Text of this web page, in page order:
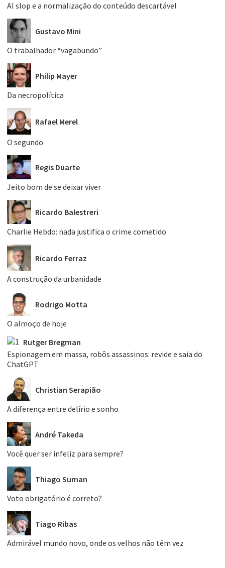
AI slop e a normalização do conteúdo descartável
Gustavo Mini
O trabalhador “vagabundo”
Philip Mayer
Da necropolítica
Rafael Merel
O segundo
Regis Duarte
Jeito bom de se deixar viver
Ricardo Balestreri
Charlie Hebdo: nada justifica o crime cometido
Ricardo Ferraz
A construção da urbanidade
Rodrigo Motta
O almoço de hoje
Rutger Bregman
Espionagem em massa, robôs assassinos: revide e saia do
ChatGPT
Christian Serapião
A diferença entre delírio e sonho
André Takeda
Você quer ser infeliz para sempre?
Thiago Suman
Voto obrigatório é correto?
Tiago Ribas
Admirável mundo novo, onde os velhos não têm vez